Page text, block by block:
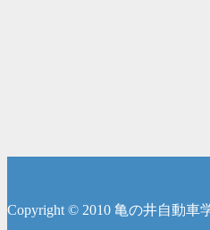
Copyright © 2010 亀の井自動車